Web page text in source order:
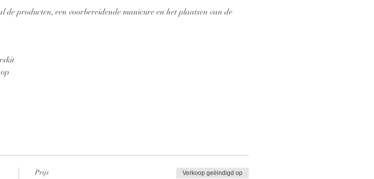
de producten, een voorbereidende manicure en het plaatsen van de
Prijs Verkoop geëindigd op